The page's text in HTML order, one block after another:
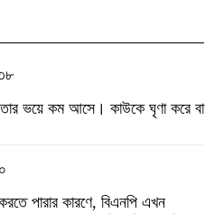
ভয়ে কম আসে। কাউকে ঘৃণা করে বা
পারার কারণে, বিএনপি এখন